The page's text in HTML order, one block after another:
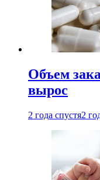
Объем
вырос
2 года спустя2